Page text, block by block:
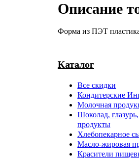
Описание
Форма из ПЭТ
Каталог
Все скидки
Кондитерские
Молочная
Шоколад,
продукты
Хлебопекарное
Масло-жировая
Красители